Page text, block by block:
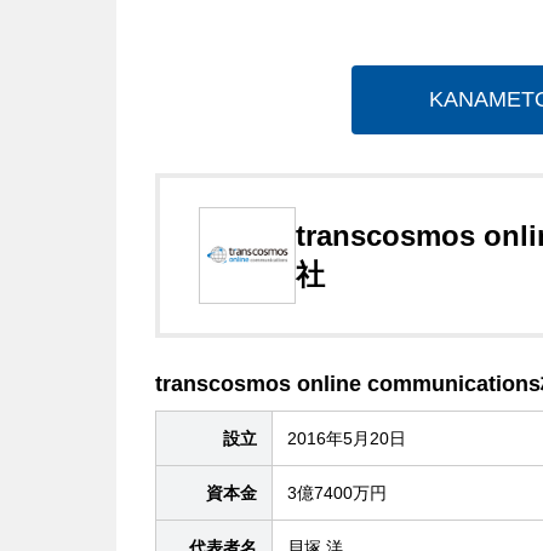
transcosmos
社
transcosmos online communications
設立 2016年5月20日
資本金 3億7400万円
代表者名 貝塚 洋